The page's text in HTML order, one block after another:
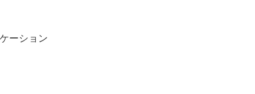
ーション